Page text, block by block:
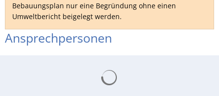
Bebauungsplan nur eine Begründung ohne einen
Umweltbericht beigelegt werden.
Ansprechpersonen